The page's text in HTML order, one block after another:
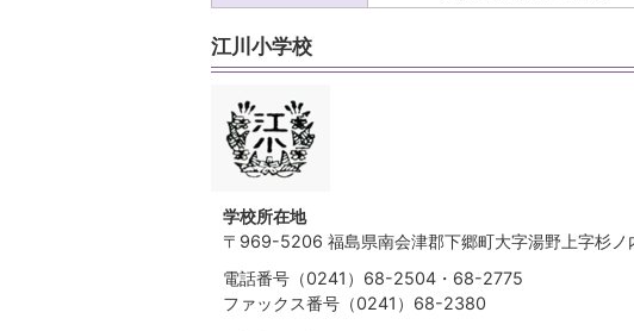
江川小学校
学校所在地
〒969-5206 福島県南会津郡下郷町大字湯野上字杉
電話番号（0241）68-2504・68-2775
ファックス番号（0241）68-2380